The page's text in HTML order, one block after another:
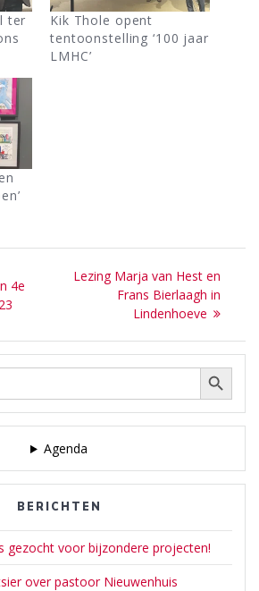
ter
Kik Thole opent
tentoonstelling ‘100 jaar
LMHC’
4e
Next
Lezing Marja van Hest en
Frans Bierlaagh in
Lindenhoeve
Zoek Zoekknop
Agenda
BERICHTEN
gezocht voor bijzondere projecten!
over pastoor Nieuwenhuis